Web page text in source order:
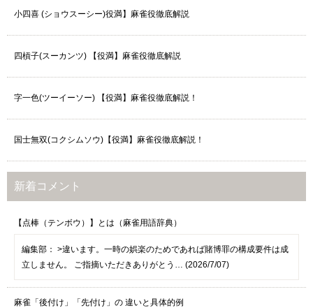
小四喜 (ショウスーシー)役満】麻雀役徹底解説
四槓子(スーカンツ) 【役満】麻雀役徹底解説
字一色(ツーイーソー) 【役満】麻雀役徹底解説！
国士無双(コクシムソウ)【役満】麻雀役徹底解説！
新着コメント
【点棒（テンボウ）】とは（麻雀用語辞典）
編集部： >違います。一時の娯楽のためであれば賭博罪の構成要件は成
立しません。 ご指摘いただきありがとう… (2026/7/07)
麻雀「後付け」「先付け」の 違いと具体的例